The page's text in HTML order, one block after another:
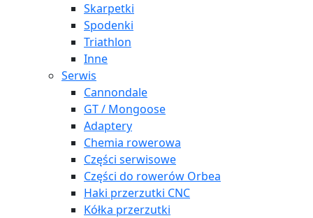
Skarpetki
Spodenki
Triathlon
Inne
Serwis
Cannondale
GT / Mongoose
Adaptery
Chemia rowerowa
Części serwisowe
Części do rowerów Orbea
Haki przerzutki CNC
Kółka przerzutki